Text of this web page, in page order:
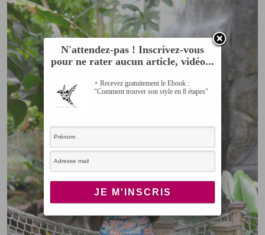
N'attendez-pas ! Inscrivez-vous
pour ne rater aucun article, vidéo...
+ Recevez gratuitement le Ebook :
"Comment trouver son style en 8 étapes"